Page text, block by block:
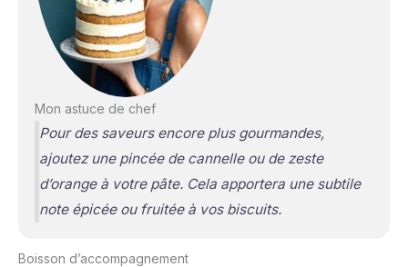
Mon astuce de chef
Pour des saveurs encore plus gourmandes,
ajoutez une pincée de cannelle ou de zeste
d’orange à votre pâte. Cela apportera une subtile
note épicée ou fruitée à vos biscuits.
Boisson d’accompagnement